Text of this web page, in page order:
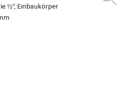
½“, Einbaukörper